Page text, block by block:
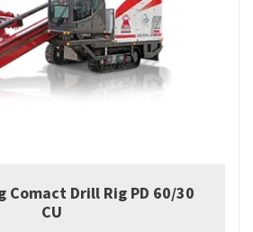
Comact Drill Rig PD 60/30
CU